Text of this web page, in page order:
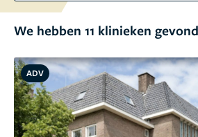
We hebben 11 klinieken
ADV